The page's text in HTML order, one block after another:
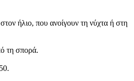
ήλιο, που ανοίγουν τη νύχτα ή στη
τη σπορά.